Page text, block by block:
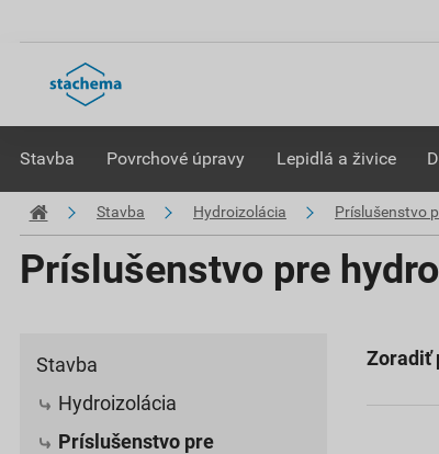
Stavba Povrchové úpravy Lepidlá a živice
Stavba Hydroizolácia Príslušenstvo
Príslušenstvo pre
Stavba
Hydroizolácia
Príslušenstvo pre
Zoradiť